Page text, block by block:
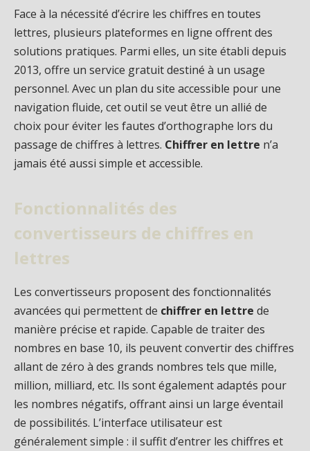
Face à la nécessité d’écrire les chiffres en toutes
lettres, plusieurs plateformes en ligne offrent des
solutions pratiques. Parmi elles, un site établi depuis
2013, offre un service gratuit destiné à un usage
personnel. Avec un plan du site accessible pour une
navigation fluide, cet outil se veut être un allié de
choix pour éviter les fautes d’orthographe lors du
passage de chiffres à lettres. Chiffrer en lettre n’a
jamais été aussi simple et accessible.
Fonctionnalités des
convertisseurs de chiffres en
lettres
Les convertisseurs proposent des fonctionnalités
avancées qui permettent de chiffrer en lettre de
manière précise et rapide. Capable de traiter des
nombres en base 10, ils peuvent convertir des chiffres
allant de zéro à des grands nombres tels que mille,
million, milliard, etc. Ils sont également adaptés pour
les nombres négatifs, offrant ainsi un large éventail
de possibilités. L’interface utilisateur est
généralement simple : il suffit d’entrer les chiffres et